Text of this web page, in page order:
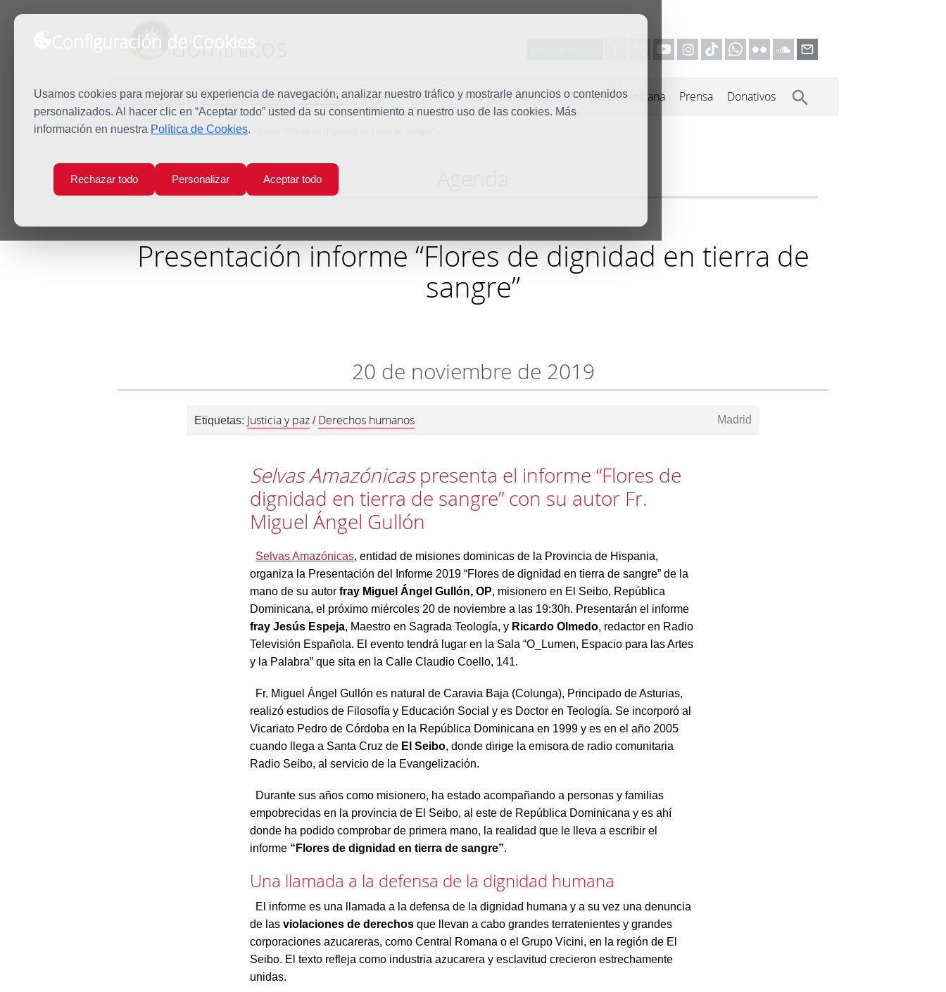
Configuración de Cookies
Usamos cookies para mejorar su experiencia de navegación, analizar nuestro tráfico y mostrarle anuncios o contenidos
personalizados. Al hacer clic en “Aceptar todo” usted da su consentimiento a nuestro uso de las cookies. Más
información en nuestra Política de Cookies.
Rechazar todo Personalizar Aceptar todo
dominicos
Predicación Espiritualidad Estudio Quiénes somos Misión Vocaciones Familia Dominicana Prensa Donativos
Inicio Agenda Presentación informe “Flores de dignidad en tierra de sangre”
Presentación informe “Flores de dignidad en tierra de
sangre”
20 de noviembre de 2019
Etiquetas: Justicia y paz / Derechos humanos Madrid
Selvas Amazónicaspresenta el informe “Flores de
dignidad en tierra de sangre” con su autor Fr.
Miguel Ángel Gullón
Selvas Amazónicas, entidad de misiones dominicas de la Provincia de Hispania,
organiza la Presentación del Informe 2019 “Flores de dignidad en tierra de sangre” de la
mano de su autorfray Miguel Ángel Gullón, OP, misionero en El Seibo, República
Dominicana, el próximo miércoles 20 de noviembre a las 19:30h. Presentarán el informe
fray Jesús Espeja, Maestro en Sagrada Teología, y Ricardo Olmedo, redactor en Radio
Televisión Española. El evento tendrá lugar en la Sala “O_Lumen, Espacio para las Artes
y la Palabra” que sita en la Calle Claudio Coello, 141.
Fr. Miguel Ángel Gullón es natural de Caravia Baja (Colunga), Principado de Asturias,
realizó estudios de Filosofía y Educación Social y es Doctor en Teología. Se incorporó al
Vicariato Pedro de Córdoba en la República Dominicana en 1999 y es en el año 2005
cuando llega a Santa Cruz de El Seibo, donde dirige la emisora de radio comunitaria
Radio Seibo, al servicio de la Evangelización.
Durante sus años como misionero, ha estado acompañando a personas y familias
empobrecidas en la provincia de El Seibo, al este de República Dominicana y es ahí
donde ha podido comprobar de primera mano, la realidad que le lleva a escribir el
informe “Flores de dignidad en tierra de sangre”.
Una llamada a la defensa de la dignidad humana
El informe es una llamada a la defensa de la dignidad humana y a su vez una denuncia
de lasviolaciones de derechos que llevan a cabo grandes terratenientes y grandes
corporaciones azucareras, como Central Romana o el Grupo Vicini, en la región de El
Seibo. El texto refleja como industria azucarera y esclavitud crecieron estrechamente
unidas.